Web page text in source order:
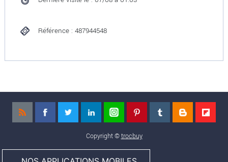
Référence : 487944548
Copyright ©trocbuy